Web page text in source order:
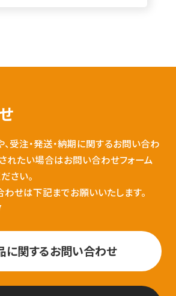
受注・発送・納期に関するお問い合わ
れたい場合はお問い合わせフォーム
さい。
せは下記までお願いいたします。
に関するお問い合わせ